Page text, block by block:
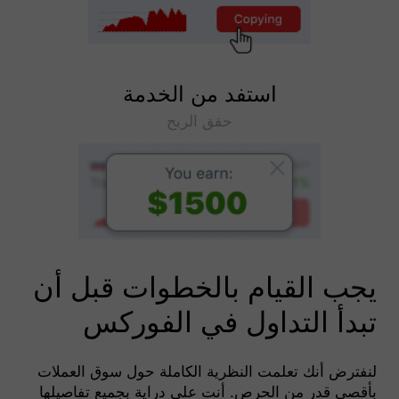
استفد من الخدمة
حقق الربح
يجب القيام بالخطوات قبل أن
تبدأ التداول في الفوركس
لنفترض أنك تعلمت النظرية الكاملة حول سوق العملات
بأقصى قدر من الحرص. أنت على دراية بجميع تفاصيلها